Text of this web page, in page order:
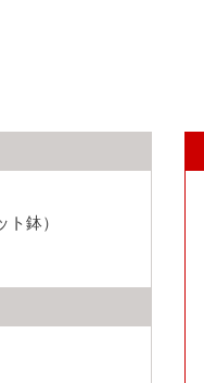
ト鉢）